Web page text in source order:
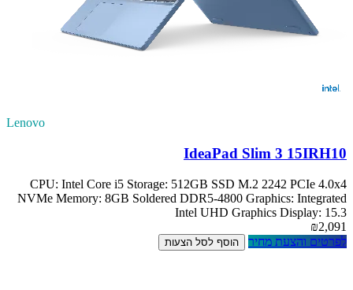
Lenovo
IdeaPad Slim 3 15IRH10
CPU: Intel Core i5 Storage: 512GB SSD M.2 2242 PCIe 4.0x4
NVMe Memory: 8GB Soldered DDR5-4800 Graphics: Integrated
Intel UHD Graphics Display: 15.3
₪2,091
לפרטים והצעת מחיר
הוסף לסל הצעות